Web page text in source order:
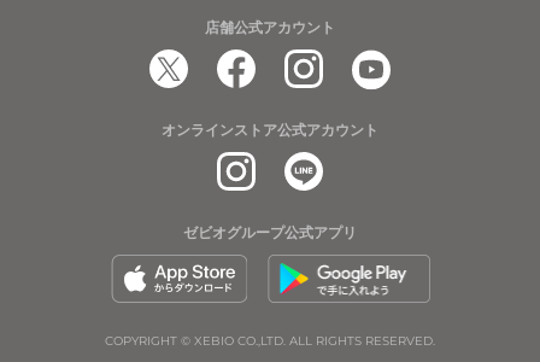
店舗公式アカウント
オンラインストア公式アカウント
ゼビオグループ公式アプリ
COPYRIGHT © XEBIO CO.,LTD. ALL RIGHTS RESERVED.